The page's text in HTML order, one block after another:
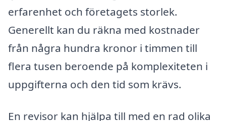
erfarenhet och företagets storlek.
Generellt kan du räkna med kostnader
från några hundra kronor i timmen till
flera tusen beroende på komplexiteten i
uppgifterna och den tid som krävs.
En revisor kan hjälpa till med en rad olika